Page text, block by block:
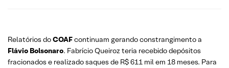
Relatórios doCOAFcontinuam gerando constrangimento a
Flávio Bolsonaro. Fabrício Queiroz teria recebido depósitos
fracionados e realizado saques de R$ 611 mil em 18 meses. Para